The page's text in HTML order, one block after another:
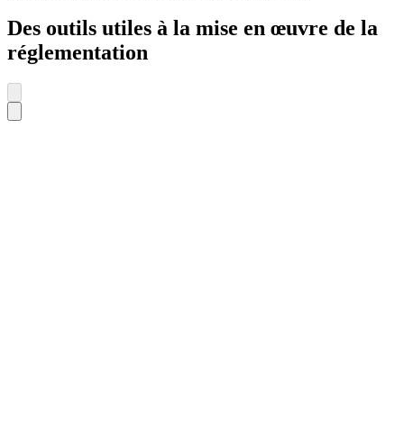
Des outils utiles à la mise en œuvre de la
réglementation